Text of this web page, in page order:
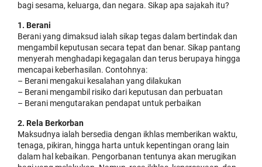
bagi sesama, keluarga, dan negara. Sikap apa sajakah itu?
1. Berani
Berani yang dimaksud ialah sikap tegas dalam bertindak dan
mengambil keputusan secara tepat dan benar. Sikap pantang
menyerah menghadapi kegagalan dan terus berupaya hingga
mencapai keberhasilan. Contohnya:
– Berani mengakui kesalahan yang dilakukan
– Berani mengambil risiko dari keputusan dan perbuatan
– Berani mengutarakan pendapat untuk perbaikan
2. Rela Berkorban
Maksudnya ialah bersedia dengan ikhlas memberikan waktu,
tenaga, pikiran, hingga harta untuk kepentingan orang lain
dalam hal kebaikan. Pengorbanan tentunya akan merugikan